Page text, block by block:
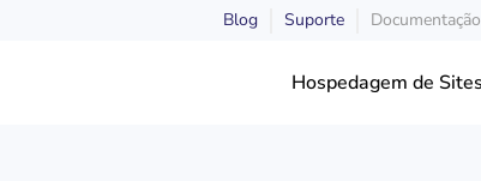
Ncdu: o "raio-X" do seu HD no
Blog Suporte Documentação
Hospedagem de Sites